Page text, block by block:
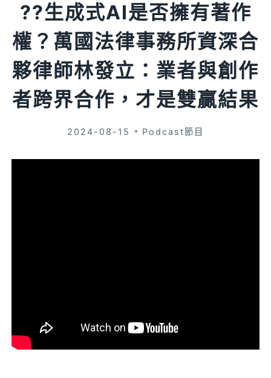
?️?生成式AI是否擁有著作
權？萬國法律事務所資深合
夥律師林發立：業者與創作
者跨界合作，才是雙贏結果
2024-08-15 Podcast節目